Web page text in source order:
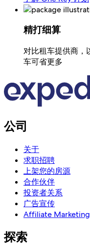
精打细算
对比租车提供商，
车可省更多
公司
关于
求职招聘
上架您的房源
合作伙伴
投资者关系
广告宣传
Affiliate Marketing
探索